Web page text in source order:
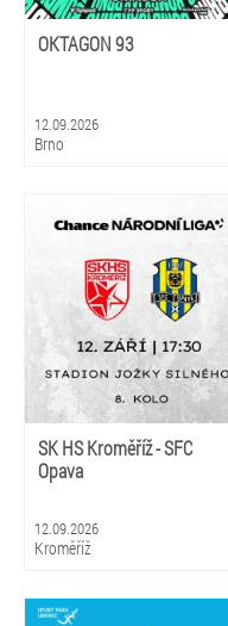
OKTAGON 93
12.09.2026
Brno
SK HS Kroměříž - SFC
Opava
12.09.2026
Kroměříž